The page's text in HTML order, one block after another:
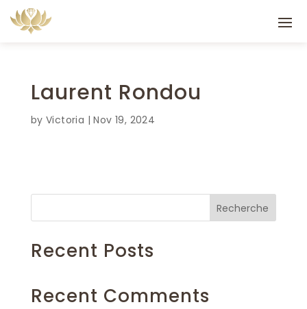
Laurent Rondou
by Victoria |Nov 19, 2024
Recherche
Recent Posts
Recent Comments